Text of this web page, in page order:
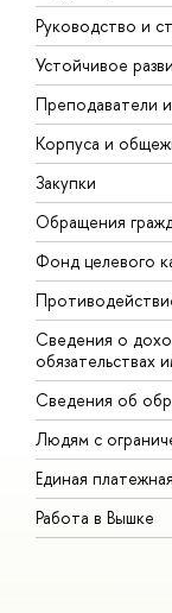
Руководство и
Устойчивое
Преподаватели
Корпуса и
Закупки
Обращения
Фонд целевого
Сведения о
обязательствах
Сведения об
Людям с
Единая
Работа в Вышке